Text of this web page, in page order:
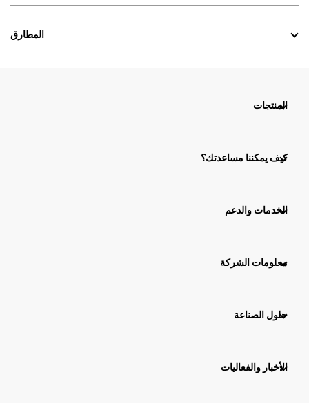
المطارق
المنتجات
كيف يمكننا مساعدتك؟
الخدمات والدعم
معلومات الشركة
حلول الصناعة
الأخبار والفعاليات